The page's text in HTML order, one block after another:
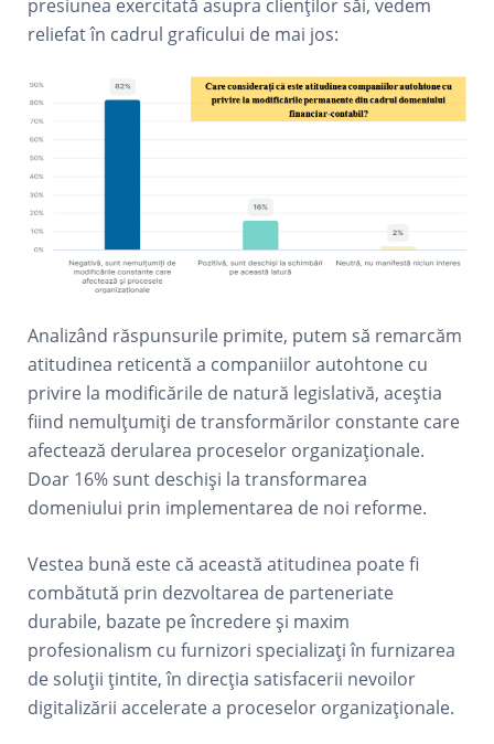
presiunea exercitată asupra clienților săi, vedem
reliefat în cadrul graficului de mai jos:
Analizând răspunsurile primite, putem să remarcăm
atitudinea reticentă a companiilor autohtone cu
privire la modificările de natură legislativă, aceștia
fiind nemulțumiți de transformărilor constante care
afectează derularea proceselor organizaționale.
Doar 16% sunt deschiși la transformarea
domeniului prin implementarea de noi reforme.
Vestea bună este că această atitudinea poate fi
combătută prin dezvoltarea de parteneriate
durabile, bazate pe încredere și maxim
profesionalism cu furnizori specializați în furnizarea
de soluții țintite, în direcția satisfacerii nevoilor
digitalizării accelerate a proceselor organizaționale.